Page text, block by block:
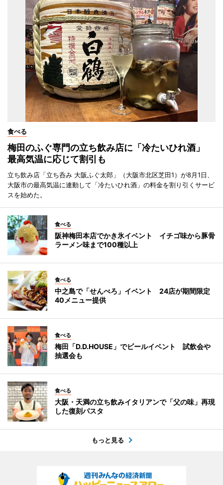
食べる
梅田のふぐ専門の立ち飲み店に「冷たいひれ酒」
最高気温に応じて割引も
立ち飲み店「立ち呑み 大阪ふぐ太郎」（大阪市北区芝田1）が8月1日、
大阪市の最高気温に連動して「冷たいひれ酒」の料金を割り引くサービ
スを始めた。
食べる
阪神梅田本店でかき氷イベント イチゴ味から豚骨
ラーメン味まで100種以上
食べる
中之島で「せんべろ」イベント 24店が期間限定
40メニュー提供
食べる
梅田「D.D.HOUSE」でビールイベント 試飲会や
抽選会も
食べる
大阪・天満の立ち飲みイタリアンで「父の味」再現
した復刻パスタ
もっと見る